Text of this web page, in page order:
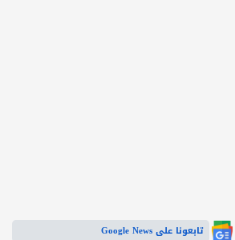
تابعونا على Google News